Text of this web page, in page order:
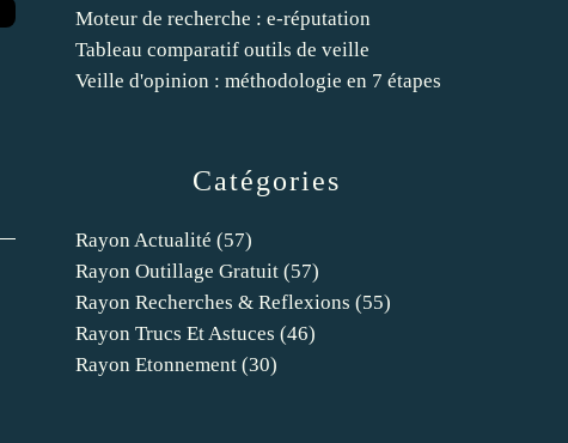
Catégories
Rayon Actualité (57)
Rayon Outillage Gratuit (57)
Rayon Recherches & Reflexions (55)
Rayon Trucs Et Astuces (46)
Rayon Etonnement (30)
Moteur de recherche : e-réputation
Tableau comparatif outils de veille
Veille d'opinion : méthodologie en 7 étapes